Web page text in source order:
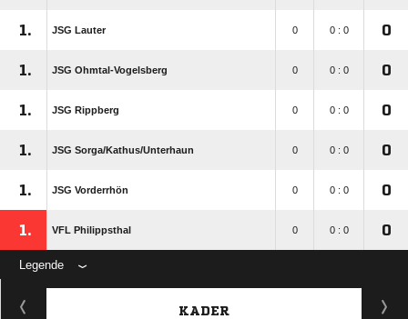
1. JSG Lauter 0 0 : 0 0
1. JSG Ohmtal-Vogelsberg 0 0 : 0 0
1. JSG Rippberg 0 0 : 0 0
1. JSG Sorga/​Kathus/​Unterhaun 0 0 : 0 0
1. JSG Vorderrhön 0 0 : 0 0
1. VFL Philippsthal 0 0 : 0 0
Legende
KADER